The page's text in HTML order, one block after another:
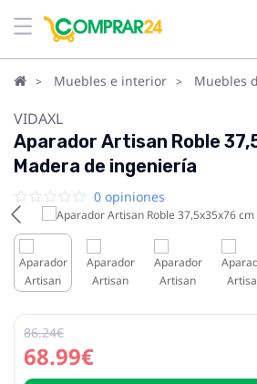
Muebles e interior Muebles
VIDAXL
Aparador Artisan Roble
Madera de ingeniería
0 opiniones
68.99€
86.24€